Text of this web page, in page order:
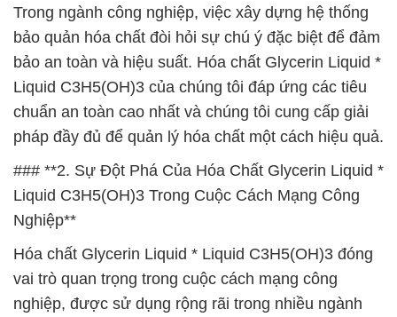
Trong ngành công nghiệp, việc xây dựng hệ thống
bảo quản hóa chất đòi hỏi sự chú ý đặc biệt để đảm
bảo an toàn và hiệu suất. Hóa chất Glycerin Liquid *
Liquid C3H5(OH)3 của chúng tôi đáp ứng các tiêu
chuẩn an toàn cao nhất và chúng tôi cung cấp giải
pháp đầy đủ để quản lý hóa chất một cách hiệu quả.
### **2. Sự Đột Phá Của Hóa Chất Glycerin Liquid *
Liquid C3H5(OH)3 Trong Cuộc Cách Mạng Công
Nghiệp**
Hóa chất Glycerin Liquid * Liquid C3H5(OH)3 đóng
vai trò quan trọng trong cuộc cách mạng công
nghiệp, được sử dụng rộng rãi trong nhiều ngành